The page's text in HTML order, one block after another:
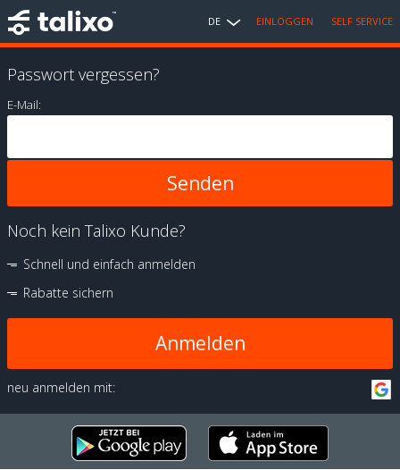
DE EINLOGGEN SELF SERVICE
Passwort vergessen?
E-Mail:
Noch kein Talixo Kunde?
Schnell und einfach anmelden
Rabatte sichern
Anmelden
neu anmelden mit: